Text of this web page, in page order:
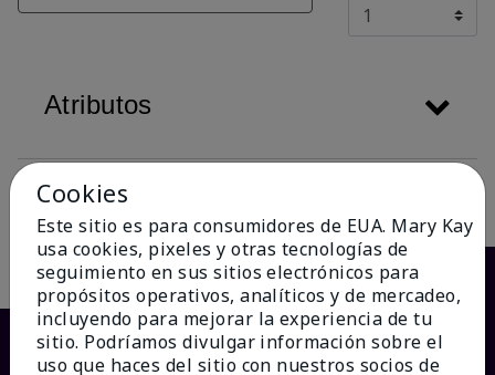
Atributos
Descripción
Cookies
Este sitio es para consumidores de EUA. Mary Kay
usa cookies, pixeles y otras tecnologías de
seguimiento en sus sitios electrónicos para
propósitos operativos, analíticos y de mercadeo,
incluyendo para mejorar la experiencia de tu
sitio. Podríamos divulgar información sobre el
uso que haces del sitio con nuestros socios de